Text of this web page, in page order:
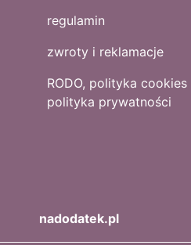
regulamin
zwroty i reklamacje
RODO, polityka cookies
polityka prywatności
nadodatek.pl